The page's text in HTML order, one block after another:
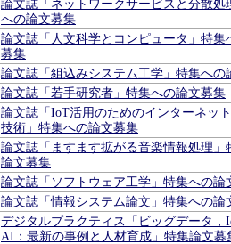
論文誌「ネットワークサービスと分散処
への論文募集
論文誌「人文科学とコンピュータ」特集
募集
論文誌「組込みシステム工学」特集への
論文誌「若手研究者」特集への論文募集
論文誌「IoT活用のためのインターネッ
技術」特集への論文募集
論文誌「ますます拡がる音楽情報処理」
論文募集
論文誌「ソフトウェア工学」特集への論
論文誌「情報システム論文」特集への論
デジタルプラクティス「ビッグデータ，
AI：最新の事例と人材育成」特集論文募